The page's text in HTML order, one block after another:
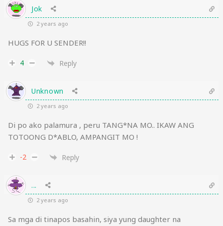
Jok
2 years ago
HUGS FOR U SENDER!!
4 Reply
Unknown
2 years ago
Di po ako palamura , peru TANG*NA MO.. IKAW ANG
TOTOONG D*ABLO, AMPANGIT MO !
-2 Reply
...
2 years ago
Sa mga di tinapos basahin, siya yung daughter na